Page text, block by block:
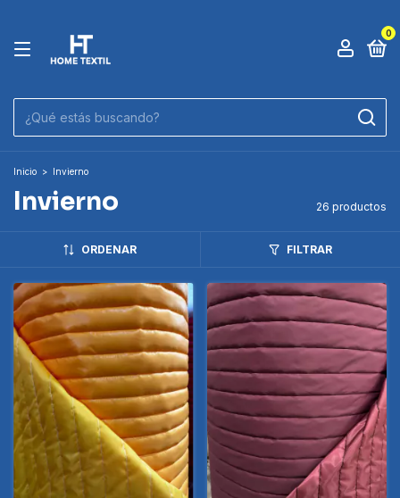
0
Inicio > Invierno
Invierno 26 productos
ORDENAR FILTRAR